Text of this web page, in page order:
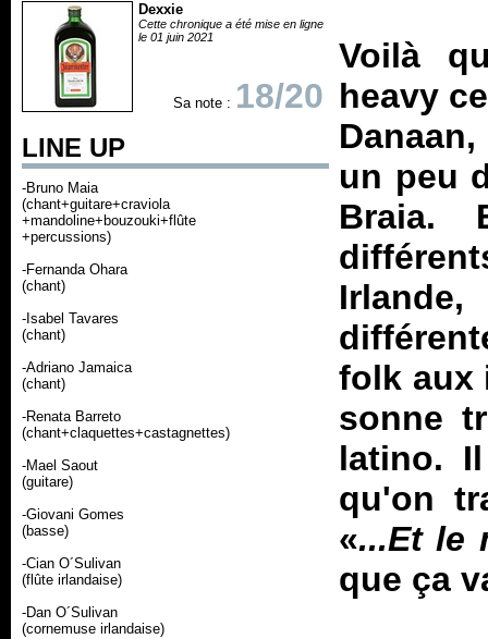
Dexxie
Cette chronique a été mise en ligne
le 01 juin 2021
Sa note : 18/20
LINE UP
-Bruno Maia
(chant+guitare+craviola
+mandoline+bouzouki+flûte
+percussions)
-Fernanda Ohara
(chant)
-Isabel Tavares
(chant)
-Adriano Jamaica
(chant)
-Renata Barreto
(chant+claquettes+castagnettes)
-Mael Saout
(guitare)
-Giovani Gomes
(basse)
-Cian O´Sulivan
(flûte irlandaise)
-Dan O´Sulivan
(cornemuse irlandaise)
Voilà
heavy
un peu
Braia.
folk aux
sonne
latino.
qu'on
«...Et le
que ça